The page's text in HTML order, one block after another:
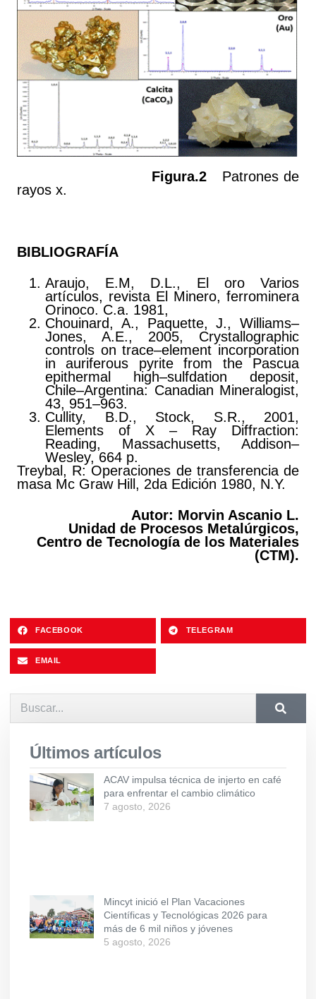
Figura.2Patrones de
rayos x.
BIBLIOGRAFÍA
Araujo, E.M, D.L., El oro Varios
artículos, revista El Minero, ferrominera
Orinoco. C.a. 1981,
Chouinard, A., Paquette, J., Williams–
Jones, A.E., 2005, Crystallographic
controls on trace–element incorporation
in auriferous pyrite from the Pascua
epithermal high–sulfdation deposit,
Chile–Argentina: Canadian Mineralogist,
43, 951–963.
Cullity, B.D., Stock, S.R., 2001,
Elements of X – Ray Diffraction:
Reading, Massachusetts, Addison–
Wesley, 664 p.
Treybal, R: Operaciones de transferencia de
masa Mc Graw Hill, 2da Edición 1980, N.Y.
Autor: Morvin Ascanio L.
Unidad de Procesos Metalúrgicos,
Centro de Tecnología de los Materiales
(CTM).
FACEBOOK TELEGRAM
EMAIL
Últimos artículos
ACAV impulsa técnica de injerto en café
para enfrentar el cambio climático
7 agosto, 2026
Mincyt inició el Plan Vacaciones
Científicas y Tecnológicas 2026 para
más de 6 mil niños y jóvenes
5 agosto, 2026